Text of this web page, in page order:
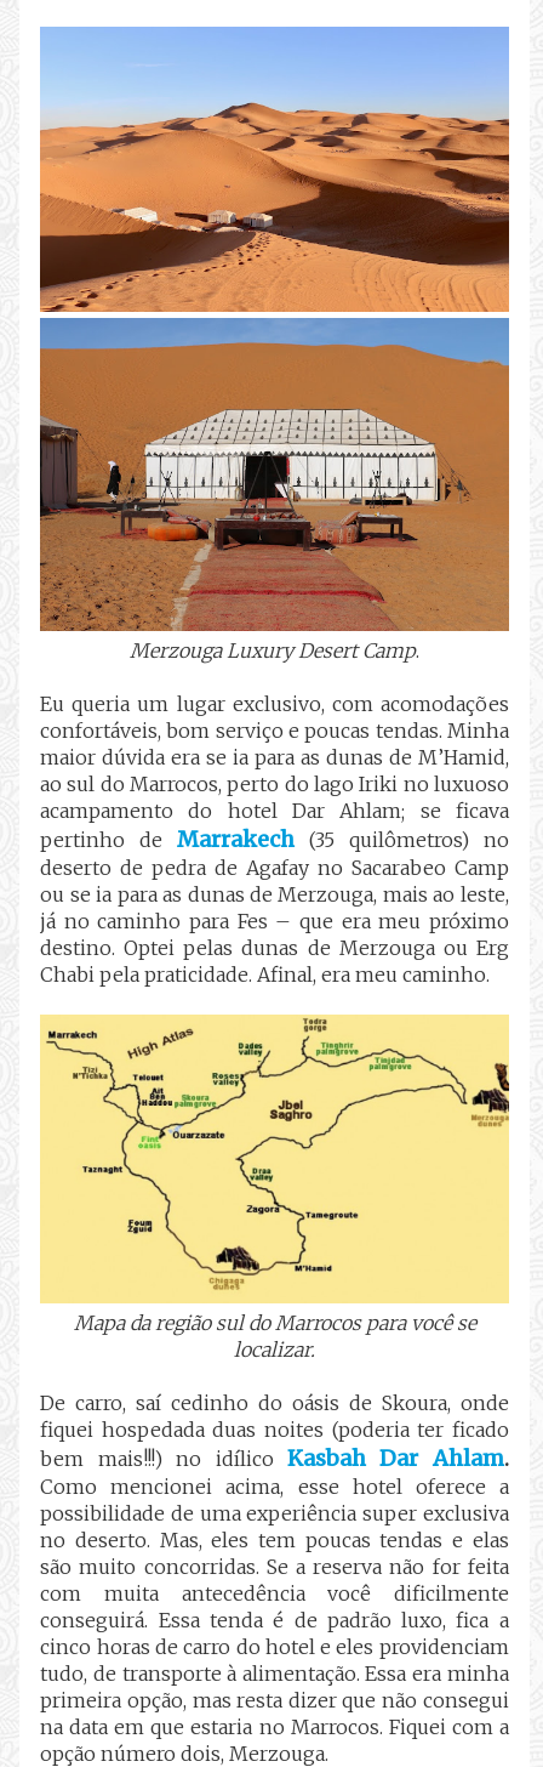
Merzouga Luxury Desert Camp.
Eu queria um lugar exclusivo, com acomodações
confortáveis, bom serviço e poucas tendas. Minha
maior dúvida era se ia para as dunas de M’Hamid,
ao sul do Marrocos, perto do lago Iriki no luxuoso
acampamento do hotel Dar Ahlam; se ficava
pertinho deMarrakech (35 quilômetros) no
deserto de pedra de Agafay no Sacarabeo Camp
ou se ia para as dunas de Merzouga, mais ao leste,
já no caminho para Fes – que era meu próximo
destino. Optei pelas dunas de Merzouga ou Erg
Chabi pela praticidade. Afinal, era meu caminho.
Mapa da região sul do Marrocos para você se
localizar.
De carro, saí cedinho do oásis de Skoura, onde
fiquei hospedada duas noites (poderia ter ficado
bem mais!!!) no idílico Kasbah Dar Ahlam.
Como mencionei acima, esse hotel oferece a
possibilidade de uma experiência super exclusiva
no deserto. Mas, eles tem poucas tendas e elas
são muito concorridas. Se a reserva não for feita
com muita antecedência você dificilmente
conseguirá. Essa tenda é de padrão luxo, fica a
cinco horas de carro do hotel e eles providenciam
tudo, de transporte à alimentação. Essa era minha
primeira opção, mas resta dizer que não consegui
na data em que estaria no Marrocos. Fiquei com a
opção número dois, Merzouga.